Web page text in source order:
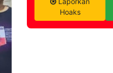
Hoaks